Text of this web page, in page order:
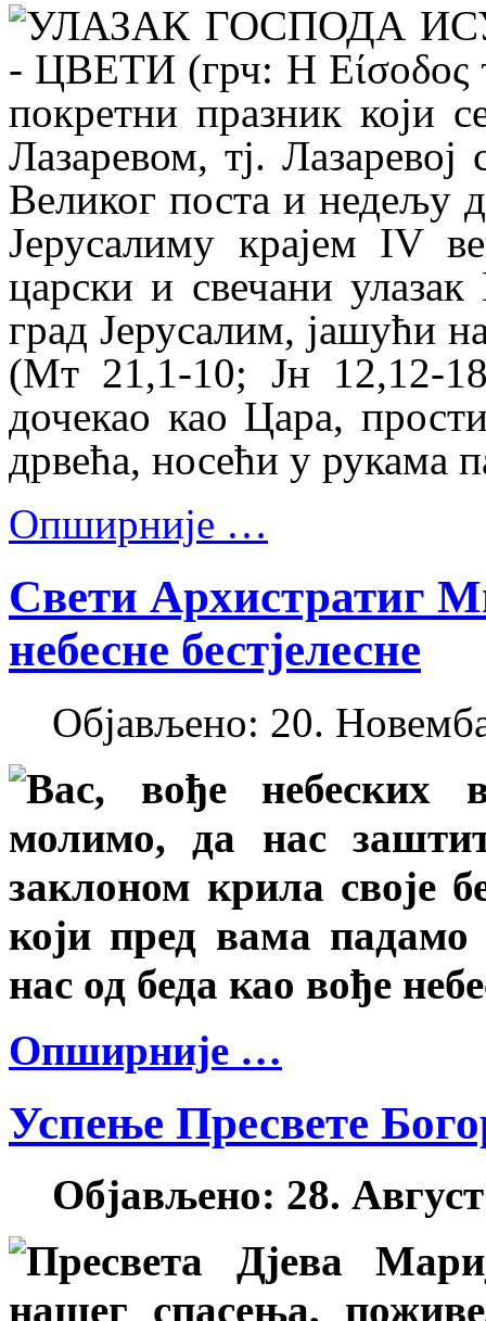
УЛАЗАК ГОСПОДА
- ЦВЕТИ (грч: Η Είσοδος
покретни празник који
Лазаревом, тј.
Великог поста и недељу
Јерусалиму крајем IV
царски и свечани
град Јерусалим, јашући
(Мт 21,1-10; Јн 12,12-
дочекао као Цара,
дрвећа, носећи у рукама
Опширније …
Свети Архистратиг
небесне бестјелесне
Објављено: 20.
Вас, вође небеских
молимо, да нас
заклоном крила своје
који пред вама падамо
нас од беда као вође
Опширније …
Успење Пресвете
Објављено: 28.
Пресвета Дјева
нашег спасења,